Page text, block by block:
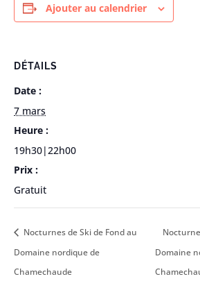
Ajouter au calendrier
DÉTAILS
Date :
7 mars
Heure :
19h30|22h00
Prix :
Gratuit
Nocturnes de Ski de Fond au
Domaine nordique de
Chamechaude
Domaine